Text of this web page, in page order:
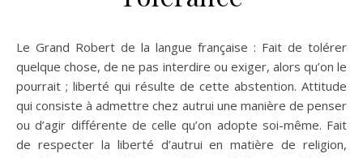
Le Grand Robert de la langue française : Fait de tolérer
quelque chose, de ne pas interdire ou exiger, alors qu’on le
pourrait ; liberté qui résulte de cette abstention. Attitude
qui consiste à admettre chez autrui une manière de penser
ou d’agir différente de celle qu’on adopte soi-même. Fait
de respecter la liberté d’autrui en matière de religion,